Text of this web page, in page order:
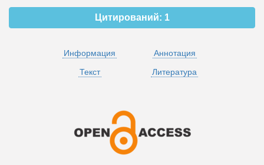
Цитирований: 1
Информация
Аннотация
Текст
Литература